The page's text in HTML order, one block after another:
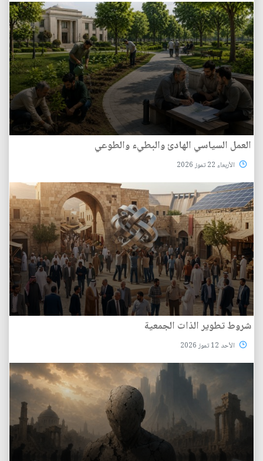
العمل السياسي الهادئ والبطيء والطوعي
الأربعاء 22 تموز 2026
شروط تطوير الذات الجمعية
الأحد 12 تموز 2026